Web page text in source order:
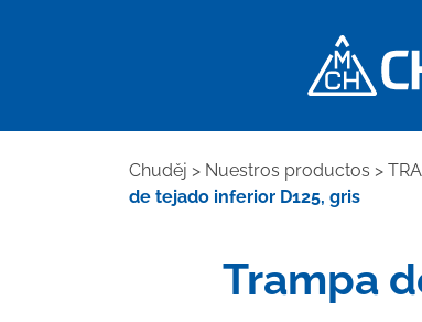
Chuděj > Nuestros productos >
de tejado inferior D125, gris
Trampa